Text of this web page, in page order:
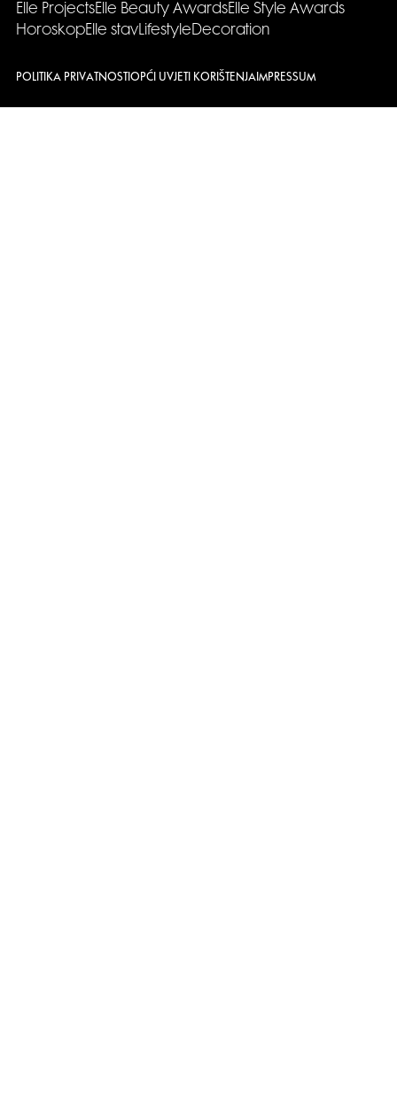
Elle ProjectsElle Beauty AwardsElle Style Awards
HoroskopElle stavLifestyleDecoration
POLITIKA PRIVATNOSTI OPĆI UVJETI KORIŠTENJA IMPRESSUM